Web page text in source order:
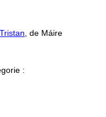
, de Máire
: